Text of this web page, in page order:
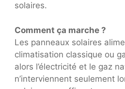
solaires.
Comment ça marche ?
Les panneaux solaires
climatisation classique ou
alors l’électricité et le gaz
n’interviennent seulement